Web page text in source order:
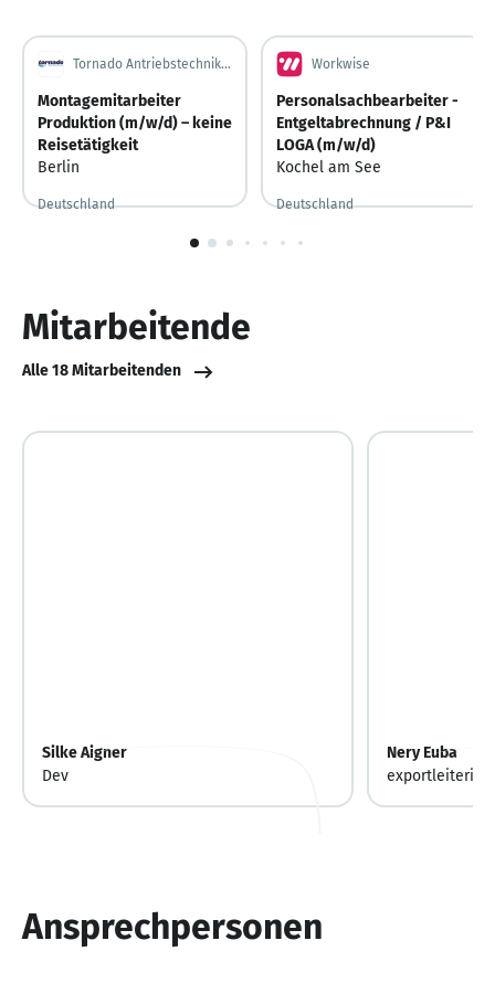
Tornado Antriebstechnik GmbH
Montagemitarbeiter
Produktion (m/w/d) – keine
Reisetätigkeit
Berlin
Deutschland
Workwise
Personalsachbearbeiter -
Entgeltabrechnung / P&I
LOGA (m/w/d)
Kochel am See
Deutschland
1
Mitarbeitende
Alle 18 Mitarbeitenden
Silke Aigner
Dev
Nery Euba
exportleiterin
Ansprechpersonen